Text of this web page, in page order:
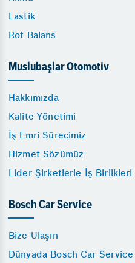
Lastik
Rot Balans
Muslubaşlar Otomotiv
Hakkımızda
Kalite Yönetimi
İş Emri Sürecimiz
Hizmet Sözümüz
Lider Şirketlerle İş Birlikleri
Bosch Car Service
Bize Ulaşın
Dünyada Bosch Car Service